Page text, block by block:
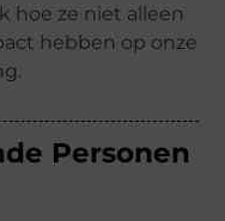
hoe ze niet alleen
hebben op onze
Personen